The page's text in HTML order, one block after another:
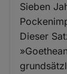
Sieben
Dieser